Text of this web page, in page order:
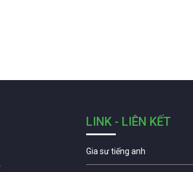
LINK - LIÊN KẾT
Gia sư tiếng anh